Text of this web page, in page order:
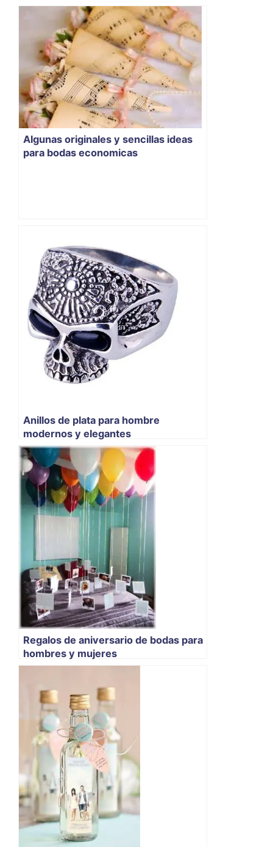
Algunas originales y sencillas ideas
para bodas economicas
Anillos de plata para hombre
modernos y elegantes
Regalos de aniversario de bodas para
hombres y mujeres